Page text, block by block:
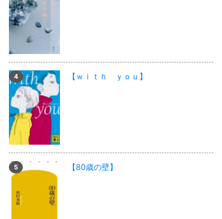
【ｗｉｔｈ ｙｏｕ】
【80歳の壁】